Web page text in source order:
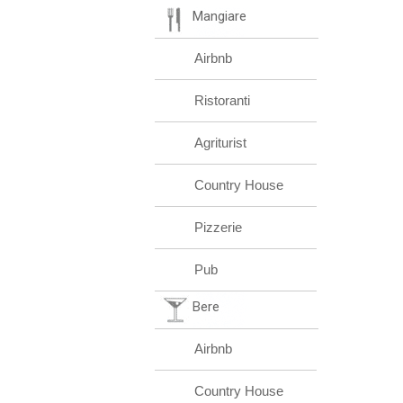
Mangiare
Airbnb
Ristoranti
Agriturist
Country House
Pizzerie
Pub
Bere
Airbnb
Country House